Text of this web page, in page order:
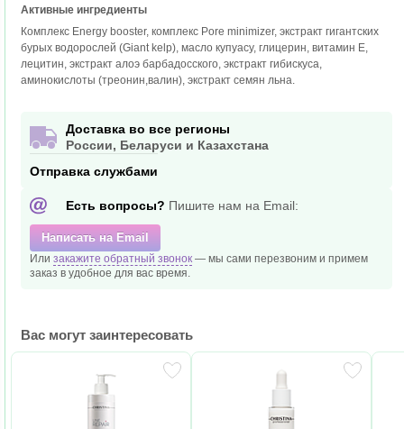
Активные ингредиенты
Комплекс Energy booster, комплекс Pore minimizer, экстракт гигантских
бурых водорослей (Giant kelp), масло купуасу, глицерин, витамин Е,
лецитин, экстракт алоэ барбадосского, экстракт гибискуса,
аминокислоты (треонин,валин), экстракт семян льна.
Доставка во все регионы
России, Беларуси и Казахстана
Отправка службами
Есть вопросы? Пишите нам на Email:
Написать на Email
Или закажите обратный звонок — мы сами перезвоним и примем
заказ в удобное для вас время.
Вас могут заинтересовать